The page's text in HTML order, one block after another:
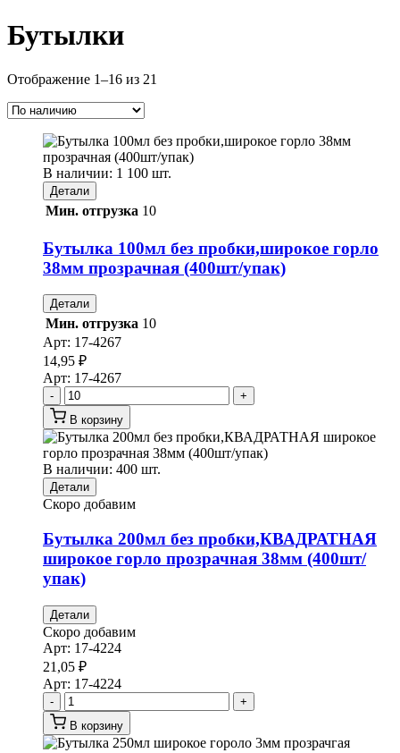
Бутылки
Отображение 1–16 из 21
В наличии: 1 100 шт.
Детали
Мин. отгрузка 10
Бутылка 100мл без пробки,широкое горло
38мм прозрачная (400шт/упак)
Детали
Мин. отгрузка 10
Арт: 17-4267
14,95 ₽
Арт: 17-4267
-
+
В корзину
В наличии: 400 шт.
Детали
Скоро добавим
Бутылка 200мл без пробки,КВАДРАТНАЯ
широкое горло прозрачная 38мм (400шт/
упак)
Детали
Скоро добавим
Арт: 17-4224
21,05 ₽
Арт: 17-4224
-
+
В корзину